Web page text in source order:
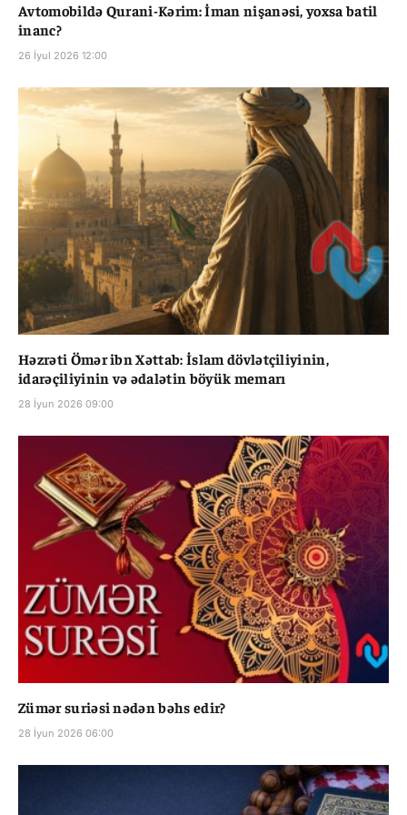
Avtomobildə Qurani-Kərim: İman nişanəsi, yoxsa batil
inanc?
26 İyul 2026 12:00
Həzrəti Ömər ibn Xəttab: İslam dövlətçiliyinin,
idarəçiliyinin və ədalətin böyük memarı
28 İyun 2026 09:00
Zümər suriəsi nədən bəhs edir?
28 İyun 2026 06:00